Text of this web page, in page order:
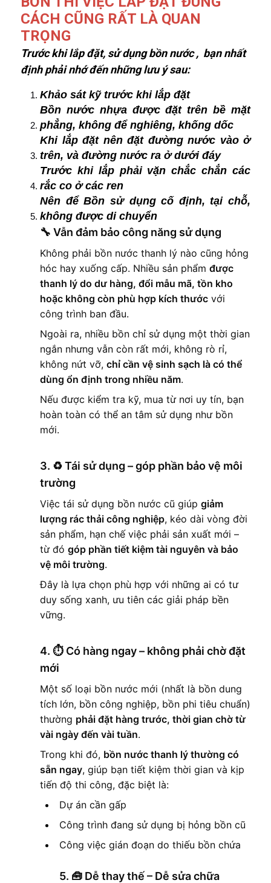
CÁCH CŨNG RẤT LÀ QUAN
TRỌNG
Trước khi lắp đặt, sử dụng bồn nước , bạn nhất
định phải nhớ đến những lưu ý sau:
Khảo sát kỹ trước khi lắp đặt
Bồn nước nhựa được đặt trên bề mặt
phẳng, không để nghiêng, khống dốc
Khi lắp đặt nên đặt đường nước vào ở
trên, và đường nước ra ở dưới đáy
Trước khi lắp phải vặn chắc chắn các
rắc co ở các ren
Nên để Bồn sử dụng cố định, tại chỗ,
không được di chuyển
🔧 Vẫn đảm bảo công năng sử dụng
Không phải bồn nước thanh lý nào cũng hỏng
hóc hay xuống cấp. Nhiều sản phẩm được
thanh lý do dư hàng, đổi mẫu mã, tồn kho
hoặc không còn phù hợp kích thước với
công trình ban đầu.
Ngoài ra, nhiều bồn chỉ sử dụng một thời gian
ngắn nhưng vẫn còn rất mới, không rò rỉ,
không nứt vỡ, chỉ cần vệ sinh sạch là có thể
dùng ổn định trong nhiều năm.
Nếu được kiểm tra kỹ, mua từ nơi uy tín, bạn
hoàn toàn có thể an tâm sử dụng như bồn
mới.
3. ♻️Tái sử dụng – góp phần bảo vệ môi
trường
Việc tái sử dụng bồn nước cũ giúp giảm
lượng rác thải công nghiệp, kéo dài vòng đời
sản phẩm, hạn chế việc phải sản xuất mới –
từ đó góp phần tiết kiệm tài nguyên và bảo
vệ môi trường.
Đây là lựa chọn phù hợp với những ai có tư
duy sống xanh, ưu tiên các giải pháp bền
vững.
4. ⏱️ Có hàng ngay – không phải chờ đặt
mới
Một số loại bồn nước mới (nhất là bồn dung
tích lớn, bồn công nghiệp, bồn phi tiêu chuẩn)
thường phải đặt hàng trước, thời gian chờ từ
vài ngày đến vài tuần.
Trong khi đó, bồn nước thanh lý thường có
sẵn ngay, giúp bạn tiết kiệm thời gian và kịp
tiến độ thi công, đặc biệt là:
Dự án cần gấp
Công trình đang sử dụng bị hỏng bồn cũ
Công việc gián đoạn do thiếu bồn chứa
5. 🧰 Dễ thay thế – Dễ sửa chữa